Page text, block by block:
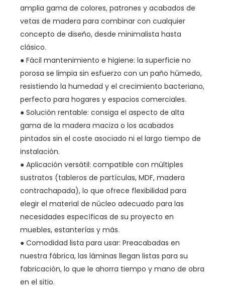
amplia gama de colores, patrones y acabados de
vetas de madera para combinar con cualquier
concepto de diseño, desde minimalista hasta
clásico.
● Fácil mantenimiento e higiene: la superficie no
porosa se limpia sin esfuerzo con un paño húmedo,
resistiendo la humedad y el crecimiento bacteriano,
perfecto para hogares y espacios comerciales.
● Solución rentable: consiga el aspecto de alta
gama de la madera maciza o los acabados
pintados sin el coste asociado ni el largo tiempo de
instalación.
● Aplicación versátil: compatible con múltiples
sustratos (tableros de partículas, MDF, madera
contrachapada), lo que ofrece flexibilidad para
elegir el material de núcleo adecuado para las
necesidades específicas de su proyecto en
muebles, estanterías y más.
● Comodidad lista para usar: Preacabadas en
nuestra fábrica, las láminas llegan listas para su
fabricación, lo que le ahorra tiempo y mano de obra
en el sitio.